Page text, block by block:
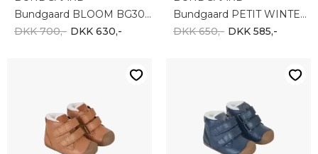
Bundgaard BLOOM BG303304-1199
DKK 700,- DKK 630,-
Bundgaard PETIT WINTER BG303201-2190
DKK 650,- DKK 585,-